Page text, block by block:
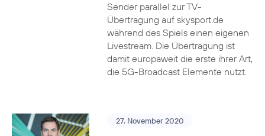
Sender parallel zur TV-
Übertragung auf skysport.de
während des Spiels einen eigenen
Livestream. Die Übertragung ist
damit europaweit die erste ihrer Art,
die 5G-Broadcast Elemente nutzt.
27. November 2020